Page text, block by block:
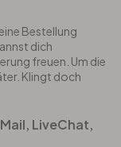
Bestellung
dich
freuen. Um die
Klingt doch
LiveChat,